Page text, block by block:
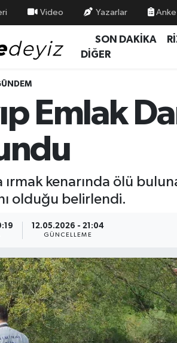
Video Yazarlar
SON DAKİKA
DİĞER
Emlak
ırmak kenarında ölü
olduğu belirlendi.
12.05.2026 - 21:04
GÜNCELLEME
ve Fikstür